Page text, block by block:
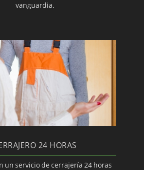
cerrajería
de seguridad
vanguardia.
24 HORAS
un servicio de cerrajería 24 horas